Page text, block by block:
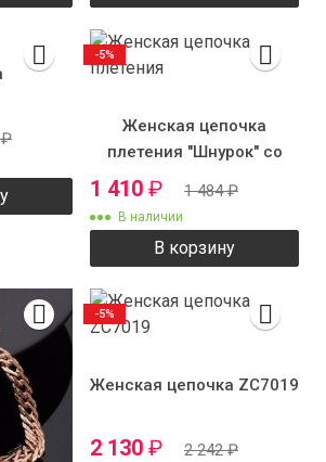
₽
Женская цепочка
плетения "Шнурок" со
вставками
1 410 ₽ 1 484₽
В наличии
В корзину
-5%
Женская цепочка ZC7019
2 130 ₽ 2 242₽
-5%